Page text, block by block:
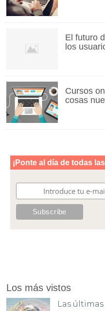
El futuro
los
Cursos
cosas
Los más vistos
Las